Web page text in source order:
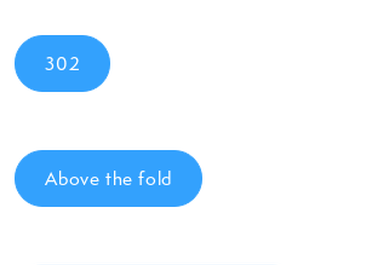
302
Above the fold